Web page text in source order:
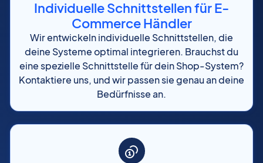
Individuelle Schnittstellen für E-
Commerce Händler
Wir entwickeln individuelle Schnittstellen, die
deine Systeme optimal integrieren. Brauchst du
eine spezielle Schnittstelle für dein Shop-System?
Kontaktiere uns, und wir passen sie genau an deine
Bedürfnisse an.